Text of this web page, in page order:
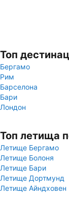
Топ
Бергамо
Рим
Барселона
Бари
Лондон
Топ летища
Летище Бергамо
Летище Болоня
Летище Бари
Летище Дортмунд
Летище Айндховен